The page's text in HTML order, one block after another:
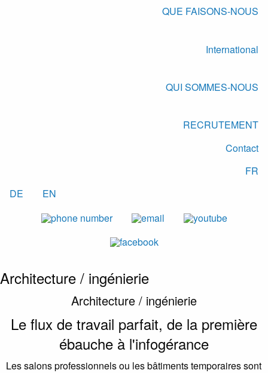
QUE FAISONS-NOUS
International
QUI SOMMES-NOUS
RECRUTEMENT
Contact
FR
DE
EN
Architecture / ingénierie
Architecture / ingénierie
Le flux de travail parfait, de la première
ébauche à l'infogérance
Les salons professionnels ou les bâtiments temporaires sont